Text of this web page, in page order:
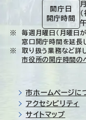
開庁日
開庁時間
毎週月曜日（月曜日
窓口開庁時間を延長
取り扱う業務など詳し
市役所の開庁時間の
市ホームページに
アクセシビリティ
サイトマップ